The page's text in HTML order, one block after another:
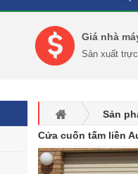
Giá nhà
Sản xuất
Sản
Cửa cuốn tấm liền